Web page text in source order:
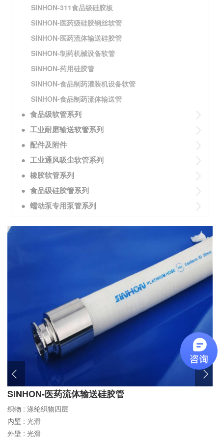
SINHON-311食品级硅胶板
SINHON-医药级硅胶钢丝软管
SINHON-医药流体输送硅胶管
SINHON-制药机械设备软管
SINHON-药用硅胶管
SINHON-食品制药灌装机设备软管
SINHON-食品制药流体输送管
● 食品级软管系列
● 工业耐磨输送软管系列
● 配件及附件
● 工业通风吸尘软管系列
● 橡胶软管系列
● 食品级硅胶管系列
● 蠕动泵专用泵管系列
SINHON-医药流体输送硅胶管
织物 : 涤纶织物四层
内壁 : 光滑
外壁 : 光滑